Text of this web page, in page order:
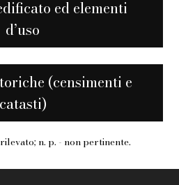
ed elementi
d’uso
(censimenti e
catasti)
n. p. - non pertinente.